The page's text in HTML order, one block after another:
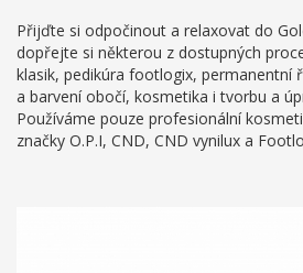
Přijďte si odpočinout a relaxovat do
dopřejte si některou z dostupných
klasik, pedikúra footlogix, permanentní
a barvení obočí, kosmetika i tvorbu a
Používáme pouze profesionální
značky O.P.I, CND, CND vynilux a